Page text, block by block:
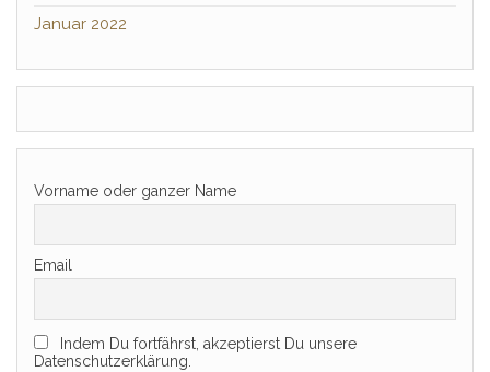
Januar 2022
Vorname oder ganzer Name
Email
Indem Du fortfährst, akzeptierst Du unsere
Datenschutzerklärung.